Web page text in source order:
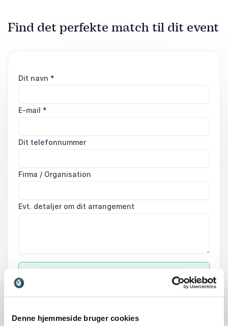
Denne hjemmeside bruger cookies
Find det perfekte match til dit event
Dit navn *
E-mail *
Dit telefonnummer
Firma / Organisation
Evt. detaljer om dit arrangement